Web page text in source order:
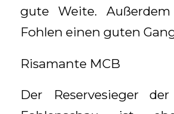
gute Weite.
Fohlen einen guten
Risamante MCB
Der Reservesieger